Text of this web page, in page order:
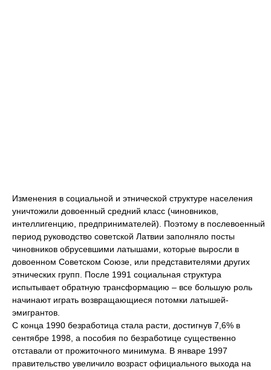
Изменения в социальной и этнической структуре населения
уничтожили довоенный средний класс (чиновников,
интеллигенцию, предпринимателей). Поэтому в послевоенный
период руководство советской Латвии заполняло посты
чиновников обрусевшими латышами, которые выросли в
довоенном Советском Союзе, или представителями других
этнических групп. После 1991 социальная структура
испытывает обратную трансформацию – все большую роль
начинают играть возвращающиеся потомки латышей-
эмигрантов.
С конца 1990 безработица стала расти, достигнув 7,6% в
сентябре 1998, а пособия по безработице существенно
отставали от прожиточного минимума. В январе 1997
правительство увеличило возраст официального выхода на